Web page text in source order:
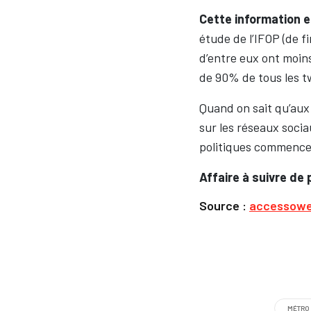
Cette information
étude de l’IFOP (de
d’entre eux ont
de 90% de tous les
Quand on sait
sur les réseaux
politiques
Affaire à suivre de
Source :
MÉTRO